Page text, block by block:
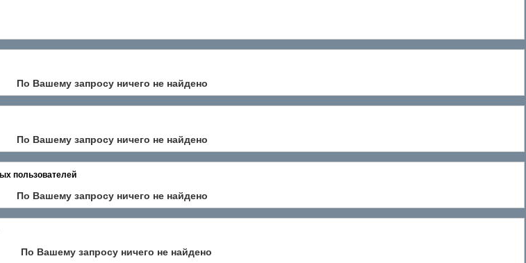
По Вашему запросу ничего не найдено
По Вашему запросу ничего не найдено
По Вашему запросу ничего не найдено
По Вашему запросу ничего не найдено